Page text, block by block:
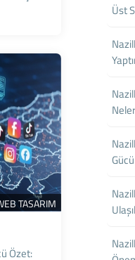
TASARIM
Özet:
Üst
Gücü